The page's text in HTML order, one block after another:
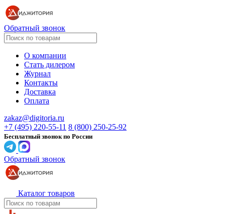
Обратный звонок
О компании
Стать дилером
Журнал
Контакты
Доставка
Оплата
zakaz@digitoria.ru
+7 (495) 220-55-11 8 (800) 250-25-92
Бесплатный звонок по России
Обратный звонок
Каталог товаров